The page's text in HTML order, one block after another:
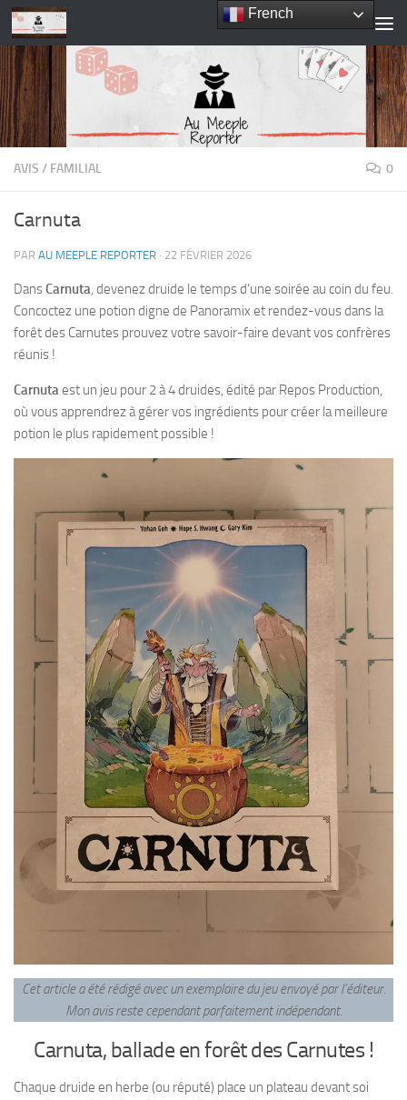
Skip to content
AVIS / FAMILIAL 0
Carnuta
PAR AU MEEPLE REPORTER · 22 FÉVRIER 2026
DansCarnuta, devenez druide le temps d’une soirée au coin du feu.
Concoctez une potion digne de Panoramix et rendez-vous dans la
forêt des Carnutes prouvez votre savoir-faire devant vos confrères
réunis !
Carnutaest un jeu pour 2 à 4 druides, édité par Repos Production,
où vous apprendrez à gérer vos ingrédients pour créer la meilleure
potion le plus rapidement possible !
Cet article a été rédigé avec un exemplaire du jeu envoyé par l’éditeur.
Mon avis reste cependant parfaitement indépendant.
Carnuta, ballade en forêt des Carnutes !
Chaque druide en herbe (ou réputé) place un plateau devant soi
French